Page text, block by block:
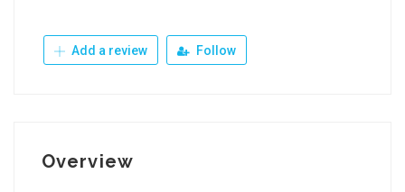
Add a review Follow
Overview